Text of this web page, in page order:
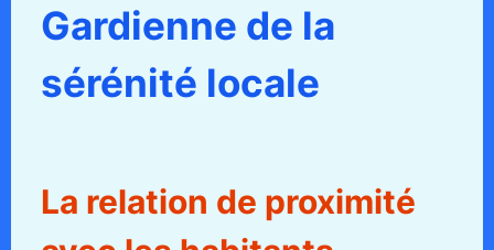
Gardienne de la
sérénité locale
La relation de proximité